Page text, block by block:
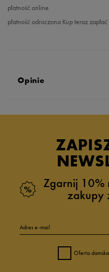
płatność online
płatność odroczona Kup teraz
Opinie
zebranych i
4
Zgarnij 10%
zakupy
Adres e-mail
Oferta damska